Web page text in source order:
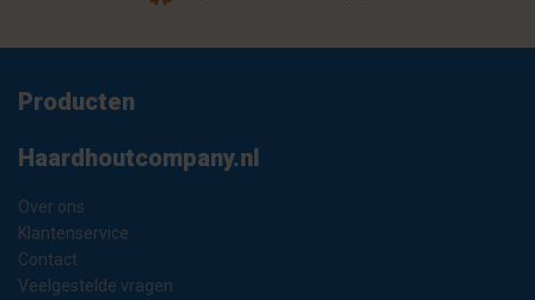
Producten
Haardhoutcompany.nl
Over ons
Klantenservice
Contact
Veelgestelde vragen